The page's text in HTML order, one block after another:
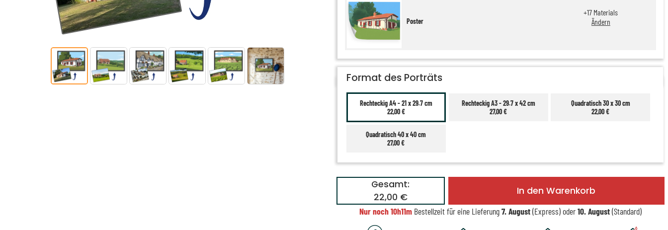
Poster
+17 Materials
Ändern
Format des Porträts
Rechteckig A4 - 21 x 29.7 cm
22,00 €
Rechteckig A3 - 29.7 x 42 cm
27,00 €
Quadratisch 30 x 30 cm
22,00 €
Quadratisch 40 x 40 cm
27,00 €
Gesamt:
22,00 €
In den Warenkorb
Nur noch10h11m Bestellzeit für eine Lieferung7. August(Express) oder10. August(Standard)